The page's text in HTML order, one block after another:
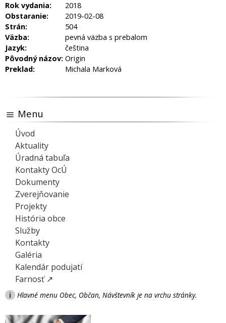
Rok vydania:
2018
Obstaranie:
2019-02-08
Strán:
504
Väzba:
pevná väzba s prebalom
Jazyk:
čeština
Pôvodný názov: Origin
Preklad:
Michala Marková
Menu
Úvod
Aktuality
Úradná tabuľa
Kontakty OcÚ
Dokumenty
Zverejňovanie
Projekty
História obce
Služby
Kontakty
Galéria
Kalendár podujatí
Farnosť ↗
i Hlavné menu Obec, Občan, Návštevník je na vrchu stránky.